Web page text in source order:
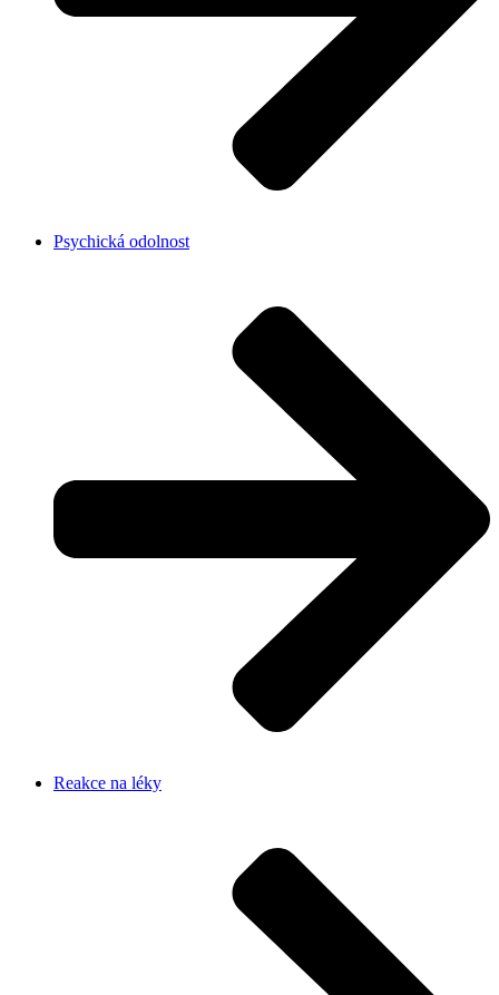
Psychická odolnost
Reakce na léky